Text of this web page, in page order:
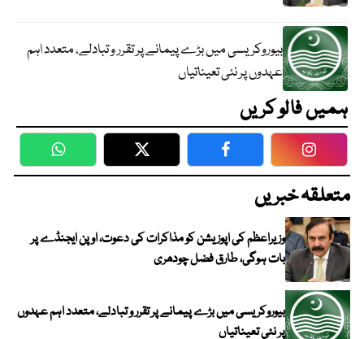
بیوروکریسی میں بڑے پیمانے پر تقرر و تبادلے، متعدد اہم
عہدوں پر نئی تعیناتیاں
ہمیں فالو کریں
WhatsApp Twitter Facebook
متعلقہ خبریں
وزیراعظم کی اپوزیشن کو مذاکرات کی دعوت، اوپن ایجنڈے پر
بات ہوگی، طارق فضل چودھری
بیوروکریسی میں بڑے پیمانے پر تقرر و تبادلے، متعدد اہم عہدوں
پر نئی تعیناتیاں